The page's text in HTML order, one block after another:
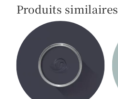
Produits similaires